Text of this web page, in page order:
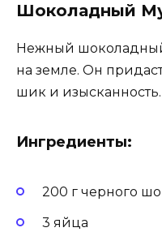
Шоколадный
Нежный
на земле. Он
шик и изысканность.
Ингредиенты:
200 г черного
3 яйца